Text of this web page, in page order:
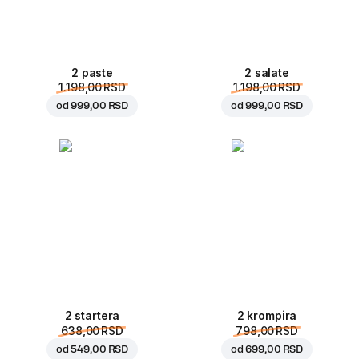
2 paste
1.198,00 RSD
od999,00 RSD
2 salate
1.198,00 RSD
od999,00 RSD
2 startera
638,00 RSD
od549,00 RSD
2 krompira
798,00 RSD
od699,00 RSD